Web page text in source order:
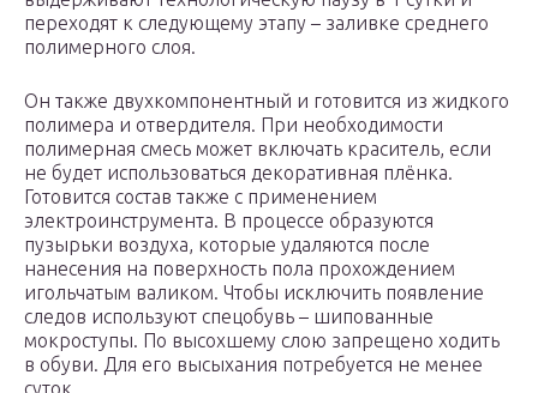
переходят к следующему этапу – заливке среднего
полимерного слоя.
Он также двухкомпонентный и готовится из жидкого
полимера и отвердителя. При необходимости
полимерная смесь может включать краситель, если
не будет использоваться декоративная плёнка.
Готовится состав также с применением
электроинструмента. В процессе образуются
пузырьки воздуха, которые удаляются после
нанесения на поверхность пола прохождением
игольчатым валиком. Чтобы исключить появление
следов используют спецобувь – шипованные
мокроступы. По высохшему слою запрещено ходить
в обуви. Для его высыхания потребуется не менее
суток.